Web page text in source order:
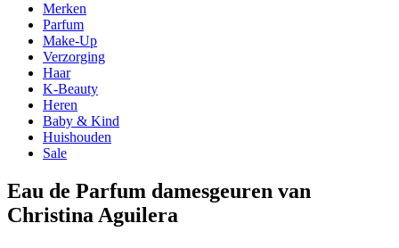
Merken
Parfum
Make-Up
Verzorging
Haar
K-Beauty
Heren
Baby & Kind
Huishouden
Sale
Eau de Parfum damesgeuren van
Christina Aguilera